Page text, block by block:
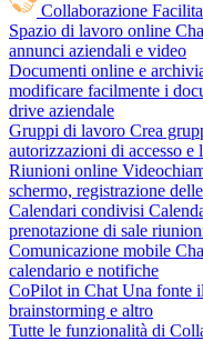
Collaborazione
Spazio di lavoro online
annunci aziendali e video
Documenti online e
modificare facilmente i
drive aziendale
Gruppi di lavoro Crea
autorizzazioni di accesso
Riunioni online
schermo, registrazione
Calendari condivisi
prenotazione di sale
Comunicazione mobile
calendario e notifiche
CoPilot in Chat Una fonte
brainstorming e altro
Tutte le funzionalità di